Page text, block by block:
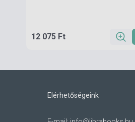
12 075 Ft
Elérhetőségeink